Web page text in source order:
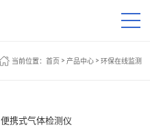
当前位置： 首页 > 产品中心 > 环保在线监测
便携式气体检测仪